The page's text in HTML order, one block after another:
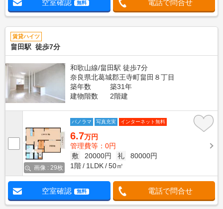
空室確認 無料 電話で問合せ
賃貸ハイツ
畠田駅 徒歩7分
和歌山線/畠田駅 徒歩7分
奈良県北葛城郡王寺町畠田８丁目
築年数
築31年
建物階数
2階建
画像 : 29枚
パノラマ 写真充実 インターネット無料
6.7万円
管理費等：0円
敷
20000円 礼
80000円
1階
1LDK 50㎡
空室確認 無料 電話で問合せ